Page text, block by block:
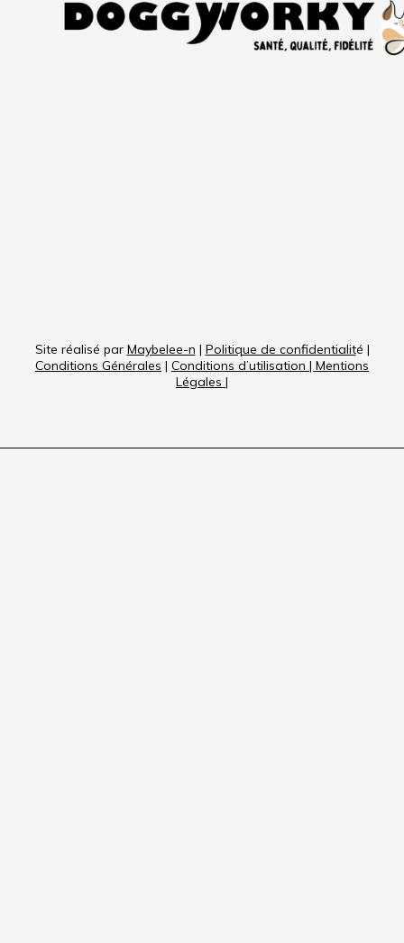
Site réalisé par Maybelee-n | Politique de confidentialité |
Conditions Générales | Conditions d’utilisation | Mentions
Légales |